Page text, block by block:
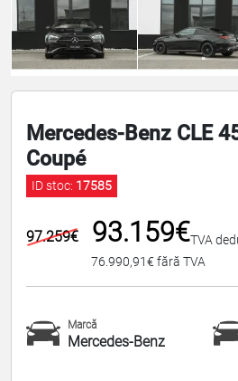
Mercedes-Benz CLE
Coupé
ID stoc: 17585
97.259€ 93.159€TVA
76.990,91€ fără TVA
Marcă
Mercedes-Benz